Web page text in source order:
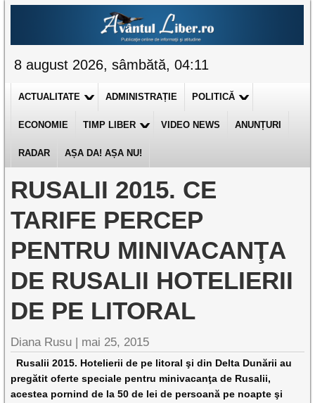
8 august 2026, sâmbătă, 04:11
ACTUALITATE ADMINISTRAȚIE POLITICĂ
ECONOMIE TIMP LIBER VIDEO NEWS ANUNȚURI
RADAR AȘA DA! AȘA NU!
RUSALII 2015. CE
TARIFE PERCEP
PENTRU MINIVACANŢA
DE RUSALII HOTELIERII
DE PE LITORAL
Diana Rusu | mai 25, 2015
Rusalii 2015. Hotelierii de pe litoral şi din Delta Dunării au
pregătit oferte speciale pentru minivacanţa de Rusalii,
acestea pornind de la 50 de lei de persoană pe noapte şi